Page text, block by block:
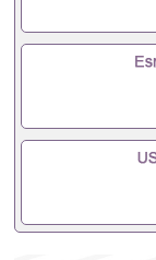
用到）。 注
证成绩单，学
客户要求安
551190476假
551190476要
入职事业单位
国企/事业单
证在国内能用
了怎么办, 没
办学历认证
毕业